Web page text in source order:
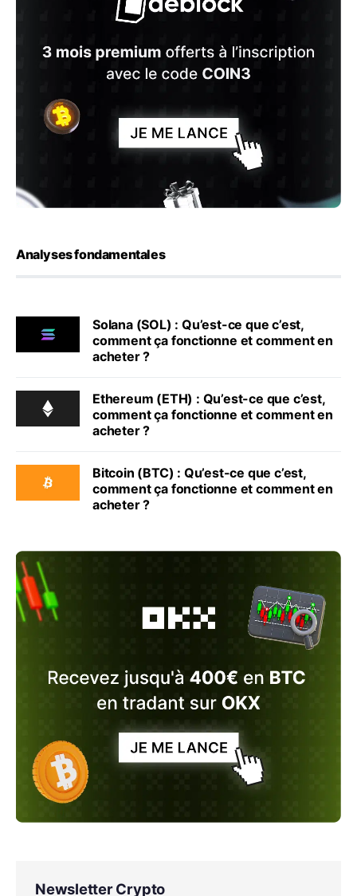
Analyses fondamentales
Solana (SOL) : Qu’est-ce que c’est,
comment ça fonctionne et comment en
acheter ?
Ethereum (ETH) : Qu’est-ce que c’est,
comment ça fonctionne et comment en
acheter ?
Bitcoin (BTC) : Qu’est-ce que c’est,
comment ça fonctionne et comment en
acheter ?
Newsletter Crypto